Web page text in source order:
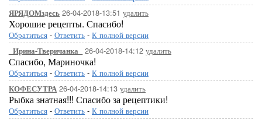
ЯРЯДОМздесь 26-04-2018-13:51 удалить
Хорошие рецепты. Спасибо!
Обратиться - Ответить - К полной версии
_Ирина-Тверичанка_ 26-04-2018-14:12 удалить
Спасибо, Мариночка!
Обратиться - Ответить - К полной версии
КОФЕСУТРА 26-04-2018-14:13 удалить
Рыбка знатная!!! Спасибо за рецептики!
Обратиться - Ответить - К полной версии